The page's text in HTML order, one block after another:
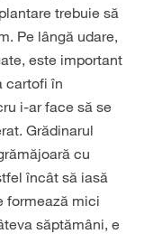
trebuie să
Pe lângă udare,
este important
cartofi în
i-ar face să se
Grădinarul
cu
încât să iasă
formează mici
săptămâni, e